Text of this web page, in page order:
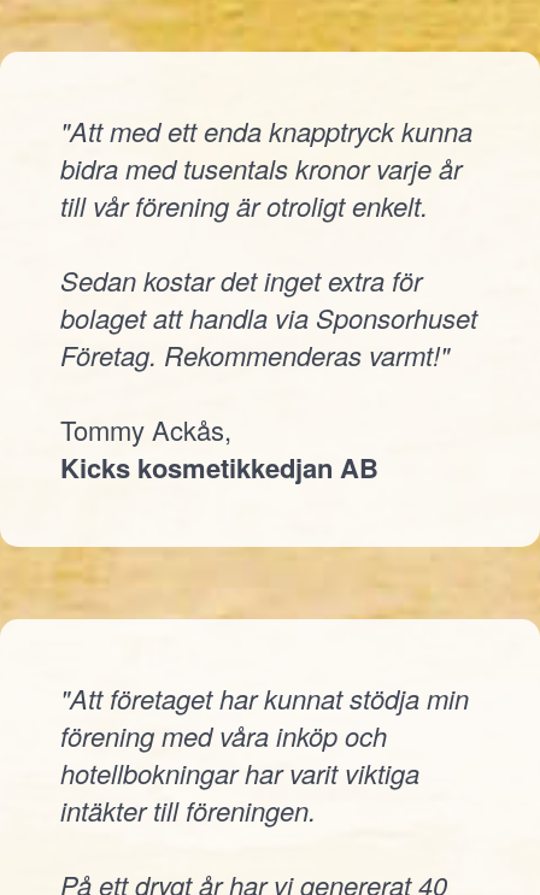
"Att med ett enda knapptryck kunna
bidra med tusentals kronor varje år
till vår förening är otroligt enkelt.
Sedan kostar det inget extra för
bolaget att handla via Sponsorhuset
Företag. Rekommenderas varmt!"
Tommy Ackås,
Kicks kosmetikkedjan AB
"Att företaget har kunnat stödja min
förening med våra inköp och
hotellbokningar har varit viktiga
intäkter till föreningen.
På ett drygt år har vi genererat 40